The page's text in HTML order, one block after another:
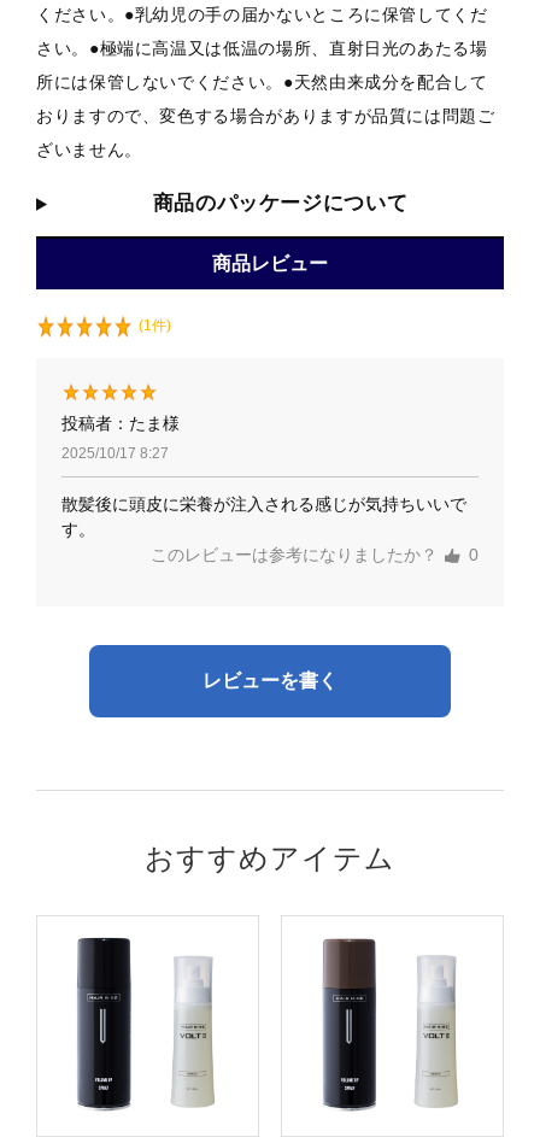
ください。●乳幼児の手の届かないところに保管してくだ
さい。●極端に高温又は低温の場所、直射日光のあたる場
所には保管しないでください。●天然由来成分を配合して
おりますので、変色する場合がありますが品質には問題ご
ざいません。
商品のパッケージについて
商品レビュー
(1件)
投稿者：たま様
2025/10/17 8:27
散髪後に頭皮に栄養が注入される感じが気持ちいいで
す。
このレビューは参考になりましたか？
0
レビューを書く
おすすめアイテム